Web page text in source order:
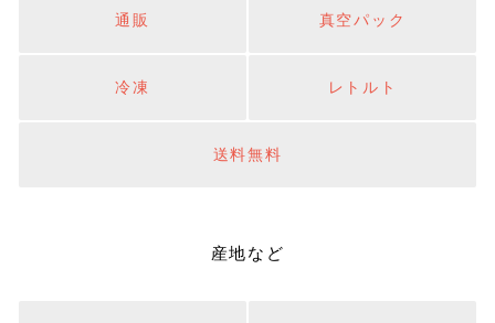
通販 真空パック
冷凍 レトルト
送料無料
産地など